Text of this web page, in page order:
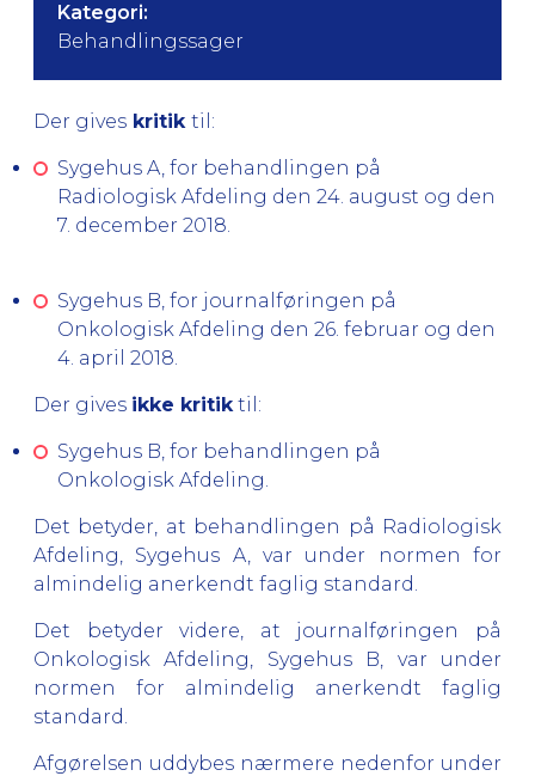
Kategori:
Behandlingssager
Der gives kritik til:
Sygehus A, for behandlingen på
Radiologisk Afdeling den 24. august og den
7. december 2018.
Sygehus B, for journalføringen på
Onkologisk Afdeling den 26. februar og den
4. april 2018.
Der gives ikke kritik til:
Sygehus B, for behandlingen på
Onkologisk Afdeling.
Det betyder, at behandlingen på Radiologisk
Afdeling, Sygehus A, var under normen for
almindelig anerkendt faglig standard.
Det betyder videre, at journalføringen på
Onkologisk Afdeling, Sygehus B, var under
normen for almindelig anerkendt faglig
standard.
Afgørelsen uddybes nærmere nedenfor under